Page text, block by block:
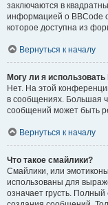
заключаются в
информацией о BBCode
которое доступна из
Вернуться к началу
Могу ли я использовать
Нет. На этой
в сообщениях. Большая
сообщений может быть
Вернуться к началу
Что такое смайлики?
Смайлики, или
использованы для
означает грусть.